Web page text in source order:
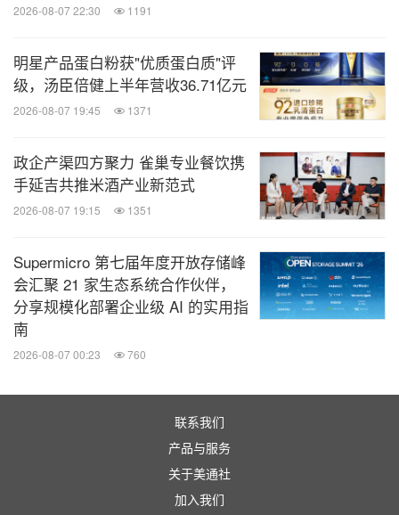
会现场为准
点击https://b8h.cn/qnvT0O
完成预登记。
2025年9月19日前注册，立享早鸟优惠门票（单人减
消息来源：上海博华国际展览有限公司
尚、物流行业最新动态。扫描二维码，立即
订阅！
健康护理与医院
2026-08-07 22:30 1191
明星产品蛋白粉获"优质蛋白质"评
级，汤臣倍健上半年营收36.71亿元
2026-08-07 19:45 1371
政企产渠四方聚力 雀巢专业餐饮携
手延吉共推米酒产业新范式
2026-08-07 19:15 1351
Supermicro 第七届年度开放存储峰
会汇聚 21 家生态系统合作伙伴，
分享规模化部署企业级 AI 的实用指
南
2026-08-07 00:23 760
联系我们
产品与服务
关于美通社
加入我们